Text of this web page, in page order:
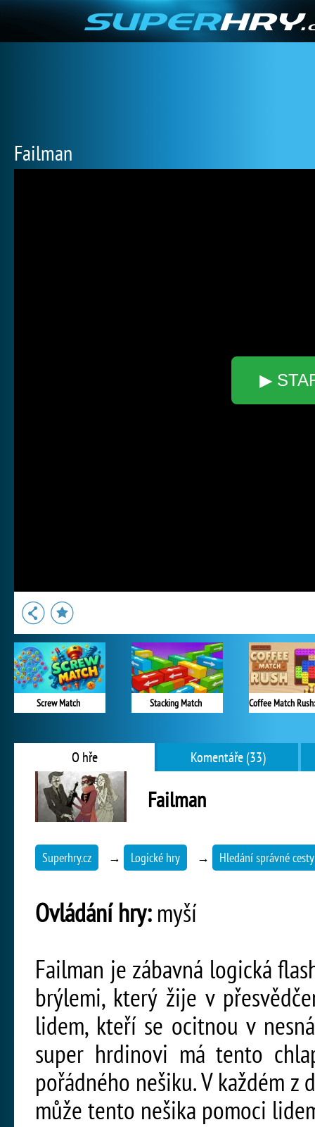
Failman
▶
Screw Match Stacking Match
O hře Komentáře (33)
Failman
Superhry.cz → Logické hry → Hledání správné cesty
Ovládání hry:myší
Failman je zábavná logická
brýlemi, který žije v
lidem, kteří se ocitnou v
super hrdinovi má tento
pořádného nešiku. V každém
může tento nešika pomoci